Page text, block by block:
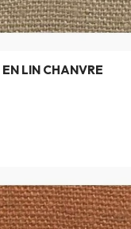
LIN CHANVRE